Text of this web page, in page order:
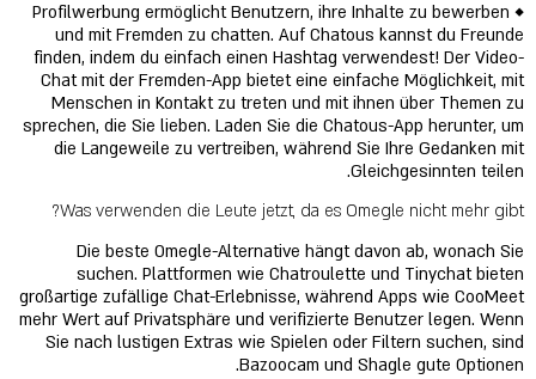
◆ Profilwerbung ermöglicht Benutzern, ihre Inhalte zu bewerben
und mit Fremden zu chatten. Auf Chatous kannst du Freunde
finden, indem du einfach einen Hashtag verwendest! Der Video-
Chat mit der Fremden-App bietet eine einfache Möglichkeit, mit
Menschen in Kontakt zu treten und mit ihnen über Themen zu
sprechen, die Sie lieben. Laden Sie die Chatous-App herunter, um
die Langeweile zu vertreiben, während Sie Ihre Gedanken mit
Gleichgesinnten teilen.
Was verwenden die Leute jetzt, da es Omegle nicht mehr gibt?
Die beste Omegle-Alternative hängt davon ab, wonach Sie
suchen. Plattformen wie Chatroulette und Tinychat bieten
großartige zufällige Chat-Erlebnisse, während Apps wie CooMeet
mehr Wert auf Privatsphäre und verifizierte Benutzer legen. Wenn
Sie nach lustigen Extras wie Spielen oder Filtern suchen, sind
Bazoocam und Shagle gute Optionen.